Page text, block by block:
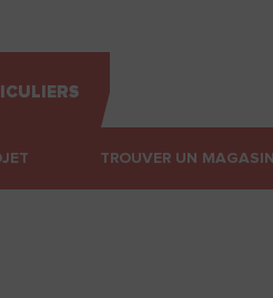
TROUVER UN MAGASIN